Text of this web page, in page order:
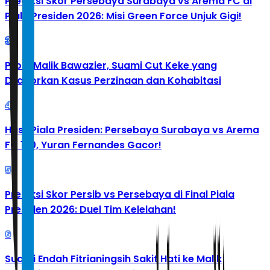
Piala Presiden 2026: Misi Green Force Unjuk Gigi!
3
Profil Malik Bawazier, Suami Cut Keke yang
Dilaporkan Kasus Perzinaan dan Kohabitasi
4
Hasil Piala Presiden: Persebaya Surabaya vs Arema
FC 1-0, Yuran Fernandes Gacor!
5
Prediksi Skor Persib vs Persebaya di Final Piala
Presiden 2026: Duel Tim Kelelahan!
6
Suami Endah Fitrianingsih Sakit Hati ke Malik